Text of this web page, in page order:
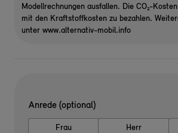
Modellrechnungen ausfallen. Die CO₂-
mit den Kraftstoffkosten zu bezahlen.
unter www.alternativ-mobil.info
Anrede (optional)
Frau Herr